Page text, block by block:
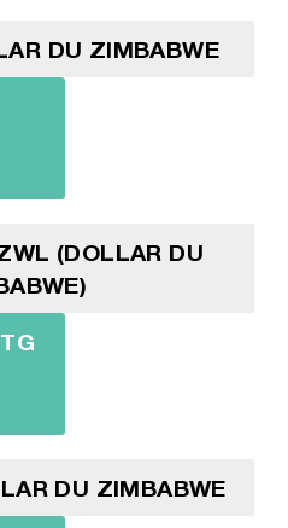
DU ZIMBABWE
(DOLLAR DU
DU ZIMBABWE